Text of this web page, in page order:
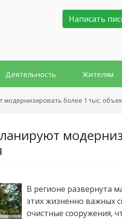
Написать
Деятельность Жителям
модернизировать более 1 тыс.
В регионе развернута
этих жизненно важных
очистные сооружения,